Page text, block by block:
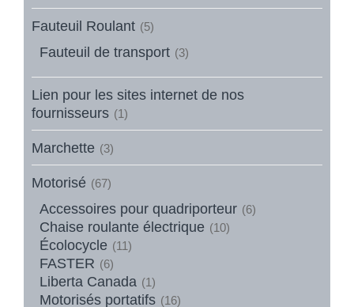
Fauteuil Roulant (5)
Fauteuil de transport (3)
Lien pour les sites internet de nos
fournisseurs (1)
Marchette (3)
Motorisé (67)
Accessoires pour quadriporteur (6)
Chaise roulante électrique (10)
Écolocycle (11)
FASTER (6)
Liberta Canada (1)
Motorisés portatifs (16)